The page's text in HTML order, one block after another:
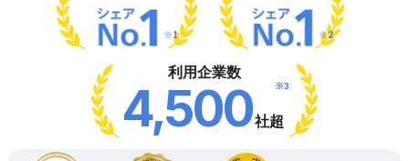
※1 ※2
利用企業数
4,500社超
※3